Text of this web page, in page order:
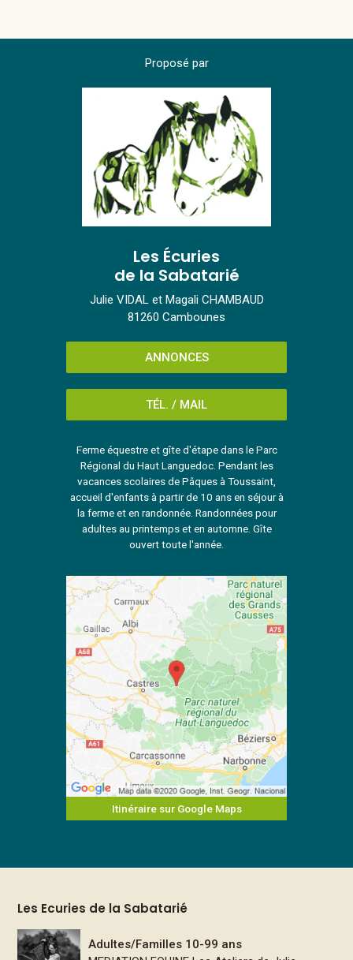
Proposé par
Les Écuries
de la Sabatarié
Julie VIDAL et Magali CHAMBAUD
81260 Cambounes
ANNONCES
TÉL. / MAIL
Ferme équestre et gîte d'étape dans le Parc
Régional du Haut Languedoc. Pendant les
vacances scolaires de Pâques à Toussaint,
accueil d'enfants à partir de 10 ans en séjour à
la ferme et en randonnée. Randonnées pour
adultes au printemps et en automne. Gîte
ouvert toute l'année.
Itinéraire sur Google Maps
Les Ecuries de la Sabatarié
Adultes/Familles 10-99 ans